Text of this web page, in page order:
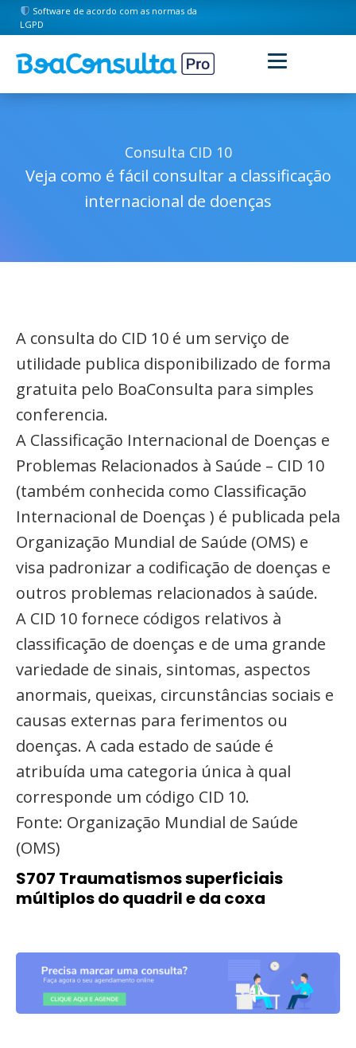
Software de acordo com as normas da
LGPD
Consulta CID 10
Veja como é fácil consultar a classificação
internacional de doenças
A consulta do CID 10 é um serviço de
utilidade publica disponibilizado de forma
gratuita pelo BoaConsulta para simples
conferencia.
A Classificação Internacional de Doenças e
Problemas Relacionados à Saúde – CID 10
(também conhecida como Classificação
Internacional de Doenças ) é publicada pela
Organização Mundial de Saúde (OMS) e
visa padronizar a codificação de doenças e
outros problemas relacionados à saúde.
A CID 10 fornece códigos relativos à
classificação de doenças e de uma grande
variedade de sinais, sintomas, aspectos
anormais, queixas, circunstâncias sociais e
causas externas para ferimentos ou
doenças. A cada estado de saúde é
atribuída uma categoria única à qual
corresponde um código CID 10.
Fonte: Organização Mundial de Saúde
(OMS)
S707 Traumatismos superficiais
múltiplos do quadril e da coxa